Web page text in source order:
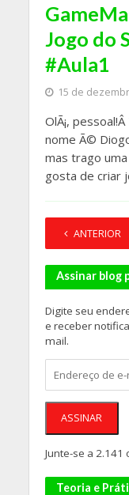
Jogo do
#Aula1
15 de
OlÃ¡,
nome Ã©
mas trago uma
gosta de criar
ANTERIOR
Assinar blog
Digite seu
e receber
mail.
de
e-
ASSINAR
Junte-se a
Teoria e